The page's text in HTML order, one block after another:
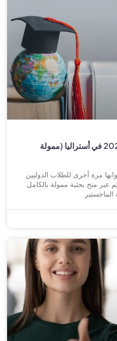
منح جامعة موناش البحثية 2026 في أستراليا (ممولة
مرة أخرى للطلاب الدوليين
عبر منح بحثية ممولة بالكامل